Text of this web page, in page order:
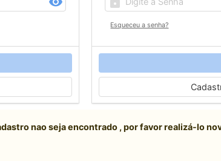
Esqueceu a senha?
nao seja encontrado , por favor realizá-lo